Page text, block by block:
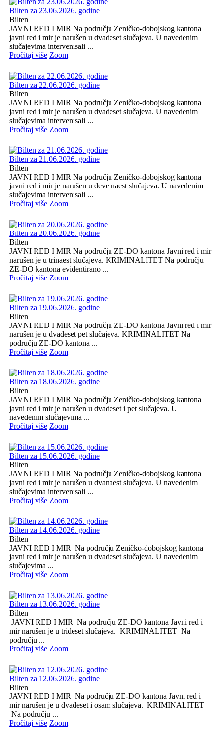
Bilten za 23.06.2026. godine
Bilten
JAVNI RED I MIR Na području Zeničko-dobojskog kantona
javni red i mir je narušen u dvadeset slučajeva. U navedenim
slučajevima intervenisali ...
Pročitaj više Zoom
Bilten za 22.06.2026. godine
Bilten
JAVNI RED I MIR Na području Zeničko-dobojskog kantona
javni red i mir je narušen u dvadeset slučajeva. U navedenim
slučajevima intervenisali ...
Pročitaj više Zoom
Bilten za 21.06.2026. godine
Bilten
JAVNI RED I MIR Na području Zeničko-dobojskog kantona
javni red i mir je narušen u devetnaest slučajeva. U navedenim
slučajevima intervenisali ...
Pročitaj više Zoom
Bilten za 20.06.2026. godine
Bilten
JAVNI RED I MIR Na području ZE-DO kantona Javni red i mir
narušen je u trinaest slučajeva. KRIMINALITET Na području
ZE-DO kantona evidentirano ...
Pročitaj više Zoom
Bilten za 19.06.2026. godine
Bilten
JAVNI RED I MIR Na području ZE-DO kantona Javni red i mir
narušen je u dvadeset pet slučajeva. KRIMINALITET Na
području ZE-DO kantona ...
Pročitaj više Zoom
Bilten za 18.06.2026. godine
Bilten
JAVNI RED I MIR Na području Zeničko-dobojskog kantona
javni red i mir je narušen u dvadeset i pet slučajeva. U
navedenim slučajevima ...
Pročitaj više Zoom
Bilten za 15.06.2026. godine
Bilten
JAVNI RED I MIR Na području Zeničko-dobojskog kantona
javni red i mir je narušen u dvanaest slučajeva. U navedenim
slučajevima intervenisali ...
Pročitaj više Zoom
Bilten za 14.06.2026. godine
Bilten
JAVNI RED I MIR Na području Zeničko-dobojskog kantona
javni red i mir je narušen u dvadeset slučajeva. U navedenim
slučajevima ...
Pročitaj više Zoom
Bilten za 13.06.2026. godine
Bilten
JAVNI RED I MIR Na području ZE-DO kantona Javni red i
mir narušen je u trideset slučajeva. KRIMINALITET Na
području ...
Pročitaj više Zoom
Bilten za 12.06.2026. godine
Bilten
JAVNI RED I MIR Na području ZE-DO kantona Javni red i
mir narušen je u dvadeset i osam slučajeva. KRIMINALITET
Na području ...
Pročitaj više Zoom